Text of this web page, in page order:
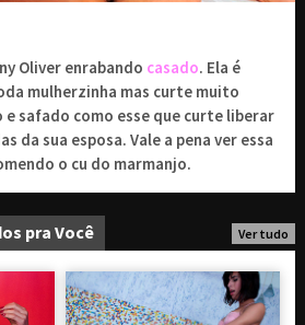
COMPLETO
R$9,90
R$19 ,90
29,90
R$29,90
Oliver enrabando casado. Ela é
mulherzinha mas curte muito
e safado como esse que curte liberar
da sua esposa. Vale a pena ver essa
o cu do marmanjo.
pra Você Ver tudo